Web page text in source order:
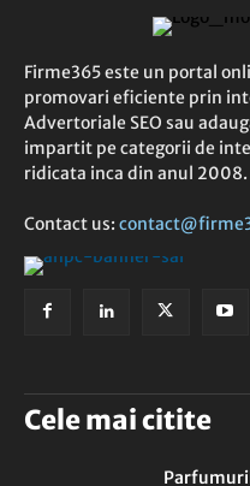
Firme365 este un portal
promovari eficiente prin
Advertoriale SEO sau
impartit pe categorii de
ridicata inca din anul 2008.
Contact us:
Cele mai citite